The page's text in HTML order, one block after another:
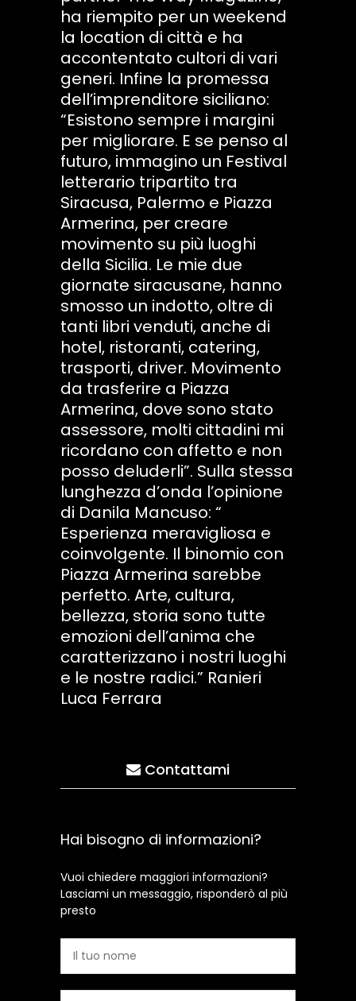
ha riempito per un weekend
la location di città e ha
accontentato cultori di vari
generi. Infine la promessa
dell’imprenditore siciliano:
“Esistono sempre i margini
per migliorare. E se penso al
futuro, immagino un Festival
letterario tripartito tra
Siracusa, Palermo e Piazza
Armerina, per creare
movimento su più luoghi
della Sicilia. Le mie due
giornate siracusane, hanno
smosso un indotto, oltre di
tanti libri venduti, anche di
hotel, ristoranti, catering,
trasporti, driver. Movimento
da trasferire a Piazza
Armerina, dove sono stato
assessore, molti cittadini mi
ricordano con affetto e non
posso deluderli”. Sulla stessa
lunghezza d’onda l’opinione
di Danila Mancuso: “
Esperienza meravigliosa e
coinvolgente. Il binomio con
Piazza Armerina sarebbe
perfetto. Arte, cultura,
bellezza, storia sono tutte
emozioni dell’anima che
caratterizzano i nostri luoghi
e le nostre radici.” Ranieri
Luca Ferrara
Contattami
Hai bisogno di informazioni?
Vuoi chiedere maggiori informazioni?
Lasciami un messaggio, risponderò al più
presto